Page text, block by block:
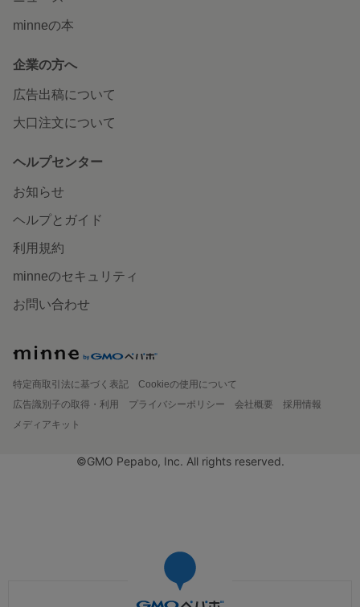
minneの本
企業の方へ
広告出稿について
大口注文について
ヘルプセンター
お知らせ
ヘルプとガイド
利用規約
minneのセキュリティ
お問い合わせ
特定商取引法に基づく表記
Cookieの使用について
広告識別子の取得・利用
プライバシーポリシー 会社概要
採用情報
メディアキット
©GMO Pepabo, Inc. All rights reserved.